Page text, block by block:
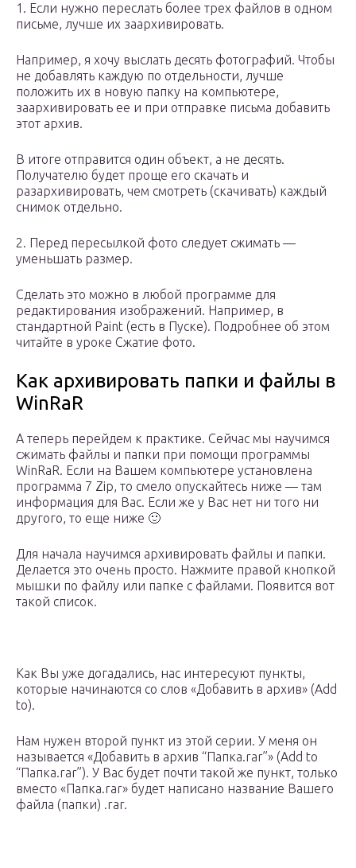
1. Если нужно переслать более трех файлов в одном
письме, лучше их заархивировать.
Например, я хочу выслать десять фотографий. Чтобы
не добавлять каждую по отдельности, лучше
положить их в новую папку на компьютере,
заархивировать ее и при отправке письма добавить
этот архив.
В итоге отправится один объект, а не десять.
Получателю будет проще его скачать и
разархивировать, чем смотреть (скачивать) каждый
снимок отдельно.
2. Перед пересылкой фото следует сжимать —
уменьшать размер.
Сделать это можно в любой программе для
редактирования изображений. Например, в
стандартной Paint (есть в Пуске). Подробнее об этом
читайте в уроке Сжатие фото.
Как архивировать папки и файлы в
WinRaR
А теперь перейдем к практике. Сейчас мы научимся
сжимать файлы и папки при помощи программы
WinRaR. Если на Вашем компьютере установлена
программа 7 Zip, то смело опускайтесь ниже — там
информация для Вас. Если же у Вас нет ни того ни
другого, то еще ниже 🙂
Для начала научимся архивировать файлы и папки.
Делается это очень просто. Нажмите правой кнопкой
мышки по файлу или папке с файлами. Появится вот
такой список.
Как Вы уже догадались, нас интересуют пункты,
которые начинаются со слов «Добавить в архив» (Add
to).
Нам нужен второй пункт из этой серии. У меня он
называется «Добавить в архив “Папка.rar”» (Add to
“Папка.rar”). У Вас будет почти такой же пункт, только
вместо «Папка.rar» будет написано название Вашего
файла (папки) .rar.